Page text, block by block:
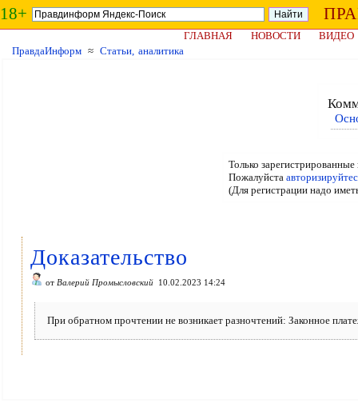
18+
ГЛАВНАЯ НОВОСТИ
ВИДЕО
ПравдаИнформ ≈ Статьи, аналитика
Только
Пожалуйста
(Для регистрации надо
Доказательство
от Валерий Промысловский 10.02.2023 14:24
При обратном прочтении не возникает разночтений: Законное